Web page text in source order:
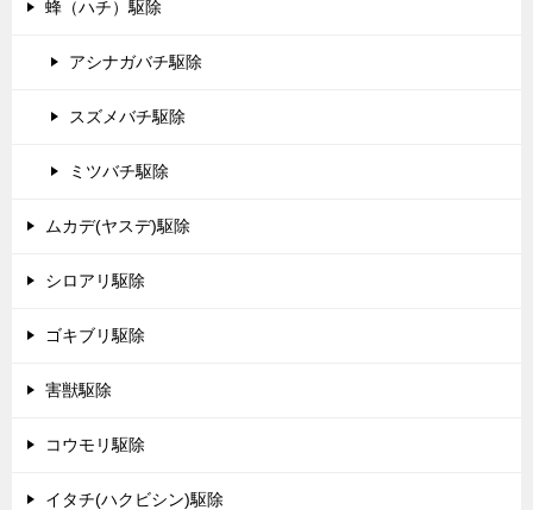
蜂（ハチ）駆除
アシナガバチ駆除
スズメバチ駆除
ミツバチ駆除
ムカデ(ヤスデ)駆除
シロアリ駆除
ゴキブリ駆除
害獣駆除
コウモリ駆除
イタチ(ハクビシン)駆除